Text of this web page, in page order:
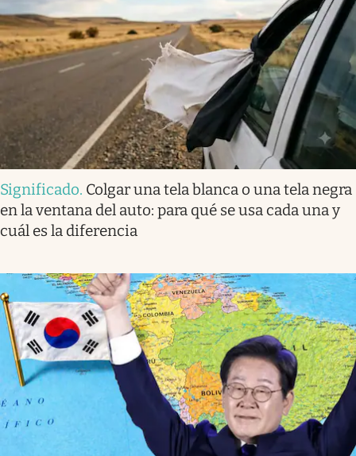
Significado. Colgar una tela blanca o una tela negra
en la ventana del auto: para qué se usa cada una y
cuál es la diferencia